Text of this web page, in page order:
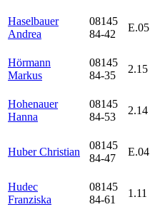
Haselbauer
Andrea
08145
84-42
E.05
Hörmann
Markus
08145
84-35
2.15
Hohenauer
Hanna
08145
84-53
2.14
Huber Christian
08145
84-47
E.04
Hudec
Franziska
08145
84-61
1.11